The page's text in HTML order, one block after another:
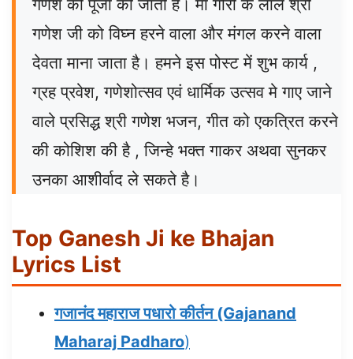
गणेश की पूजा की जाती है। माँ गौरी के लाल श्री
गणेश जी को विघ्न हरने वाला और मंगल करने वाला
देवता माना जाता है। हमने इस पोस्ट में शुभ कार्य ,
ग्रह प्रवेश, गणेशोत्सव एवं धार्मिक उत्सव मे गाए जाने
वाले प्रसिद्ध श्री गणेश भजन, गीत को एकत्रित करने
की कोशिश की है , जिन्हे भक्त गाकर अथवा सुनकर
उनका आशीर्वाद ले सकते है।
Top Ganesh Ji ke Bhajan
Lyrics List
गजानंद महाराज पधारो कीर्तन (Gajanand
Maharaj Padharo)